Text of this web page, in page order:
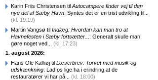
Karin Friis Christensen til Autocampere finder vej til den
nye del af Sæby Havn: Syntes det er en trist udvikling til...
(kl. 19:19)
Martin Vangsø til Indlæg: Hvordan kan man tro at
Havnefesten i Sæby fortsætter... : Generalt skulle man
gøre noget ved... (kl. 17:23)
1. august 2026:
Hans Ole Kalhøj til Læserbrev: Torvet med musik og
udskænkning: Lad os lige ha i erindring,at de
restauratører vi har på... (kl. 18:00)